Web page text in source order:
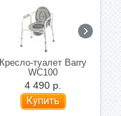
Кресло-туалет Barry
WC100
4 490 р.